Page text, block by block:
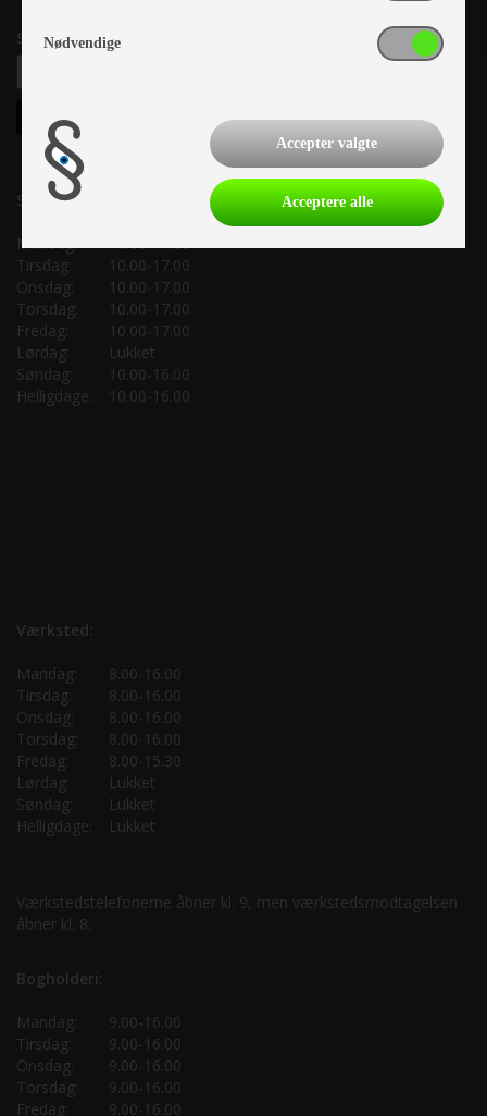
Samtykke til nyhedsbrev
Salgsafdeling:
Mandag:
Tirsdag:
10.00-17.00
Onsdag:
10.00-17.00
Torsdag:
10.00-17.00
Fredag:
10.00-17.00
Lørdag:
Lukket
Søndag:
10.00-16.00
Helligdage:
10.00-16.00
Værksted:
Mandag:
8.00-16.00
Tirsdag:
8.00-16.00
Onsdag:
8.00-16.00
Torsdag:
8.00-16.00
Fredag:
8.00-15.30
Lørdag:
Lukket
Søndag:
Lukket
Helligdage:
Lukket
Værkstedstelefonerne åbner kl. 9, men værkstedsmodtagelsen
åbner kl. 8.
Bogholderi:
Mandag:
9.00-16.00
Tirsdag:
9.00-16.00
Onsdag:
9.00-16.00
Torsdag:
9.00-16.00
Fredag:
9.00-16.00
Nødvendige
Accepter valgte
Acceptere alle